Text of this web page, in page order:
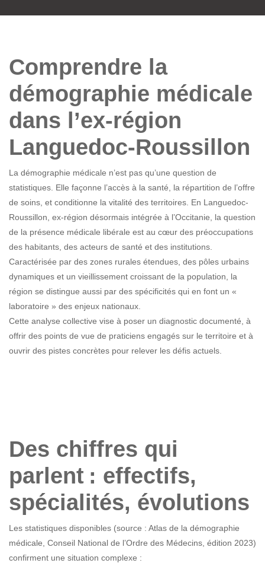
Comprendre la
démographie médicale
dans l’ex-région
Languedoc-Roussillon
La démographie médicale n’est pas qu’une question de
statistiques. Elle façonne l’accès à la santé, la répartition de l’offre
de soins, et conditionne la vitalité des territoires. En Languedoc-
Roussillon, ex-région désormais intégrée à l’Occitanie, la question
de la présence médicale libérale est au cœur des préoccupations
des habitants, des acteurs de santé et des institutions.
Caractérisée par des zones rurales étendues, des pôles urbains
dynamiques et un vieillissement croissant de la population, la
région se distingue aussi par des spécificités qui en font un «
laboratoire » des enjeux nationaux.
Cette analyse collective vise à poser un diagnostic documenté, à
offrir des points de vue de praticiens engagés sur le territoire et à
ouvrir des pistes concrètes pour relever les défis actuels.
Des chiffres qui
parlent : effectifs,
spécialités, évolutions
Les statistiques disponibles (source : Atlas de la démographie
médicale, Conseil National de l’Ordre des Médecins, édition 2023)
confirment une situation complexe :